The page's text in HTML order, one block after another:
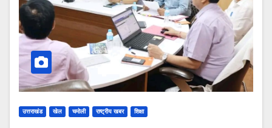
उत्तराखंड खेल चमोली राष्ट्रीय खबर शिक्षा